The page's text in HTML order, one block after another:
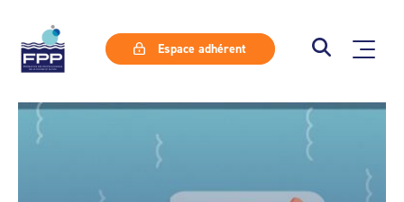
Espace adhérent